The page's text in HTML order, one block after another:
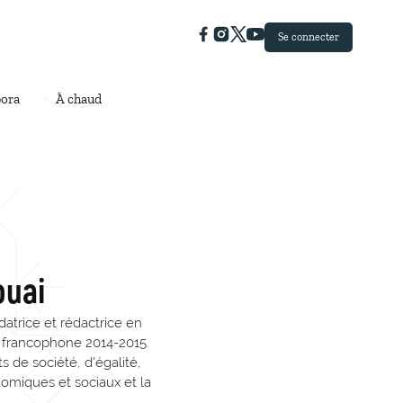
Se connecter
À chaud
et rédactrice en
2014-2015.
de société, d'égalité,
et sociaux et la